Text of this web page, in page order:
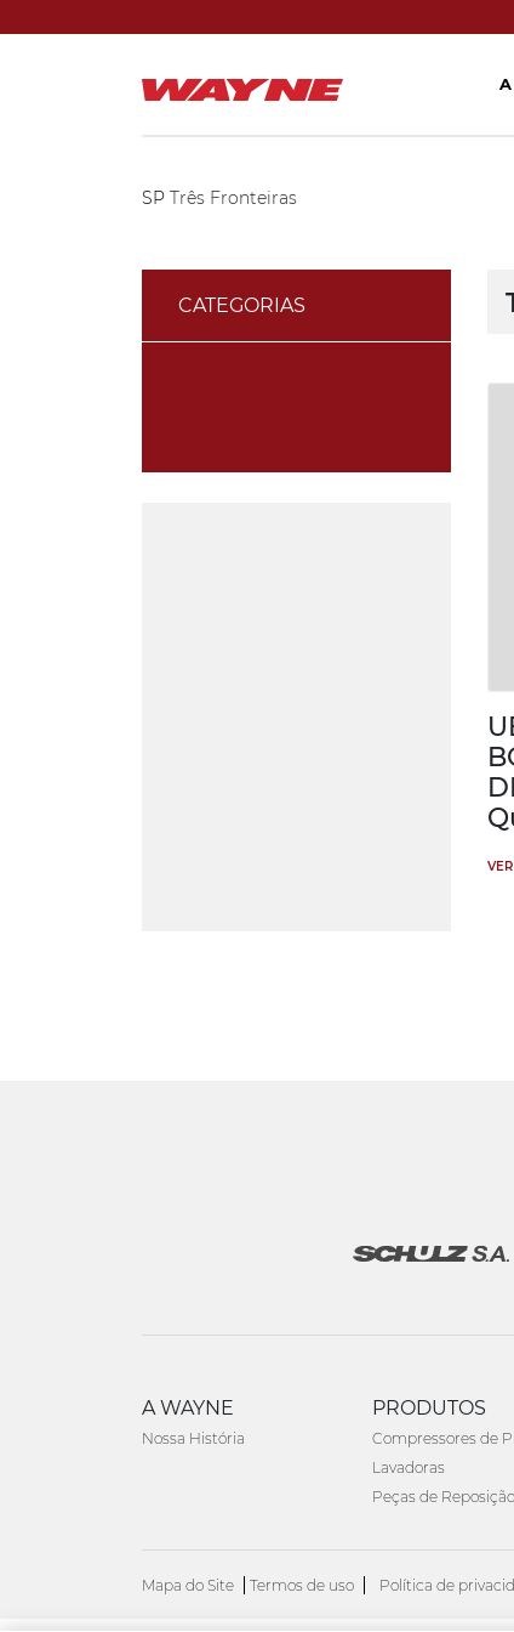
SP Três Fronteiras
CATEGORIAS
A WAYNE
Nossa História
PRODUTOS
Compressores de
Lavadoras
Peças de Reposição
Mapa do Site Termos de uso Política de
A